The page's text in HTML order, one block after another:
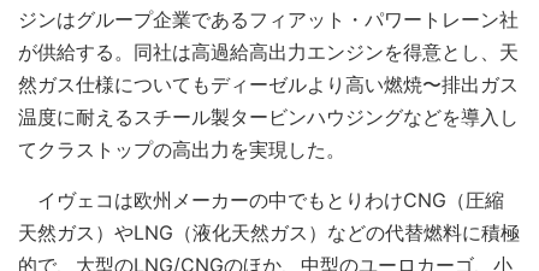
ジンはグループ企業であるフィアット・パワートレーン社
が供給する。同社は高過給高出力エンジンを得意とし、天
然ガス仕様についてもディーゼルより高い燃焼〜排出ガス
温度に耐えるスチール製タービンハウジングなどを導入し
てクラストップの高出力を実現した。
イヴェコは欧州メーカーの中でもとりわけCNG（圧縮
天然ガス）やLNG（液化天然ガス）などの代替燃料に積極
的で、大型のLNG/CNGのほか、中型のユーロカーゴ、小